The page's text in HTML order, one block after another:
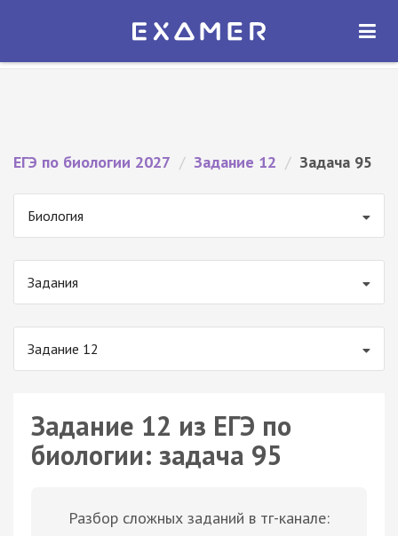
Экзамер — ЕГЭ 2027
ОТКРЫТЬ
ЕГЭ по биологии 2027 / Задание 12 / Задача 95
Биология
Задания
Задание 12
Задание 12 из ЕГЭ по
биологии: задача 95
Разбор сложных заданий в тг-канале: